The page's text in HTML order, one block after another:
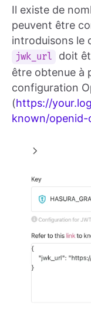
Il existe de
peuvent être
introduisons le
jwk_url
doit
être obtenue à
configuration
(https://
known/